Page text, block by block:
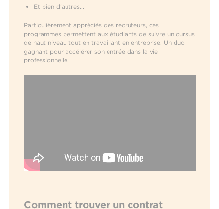
Et bien d’autres...
Particulièrement appréciés des recruteurs, ces
programmes permettent aux étudiants de suivre un cursus
de haut niveau tout en travaillant en entreprise. Un duo
gagnant pour accélérer son entrée dans la vie
professionnelle.
Comment trouver un contrat